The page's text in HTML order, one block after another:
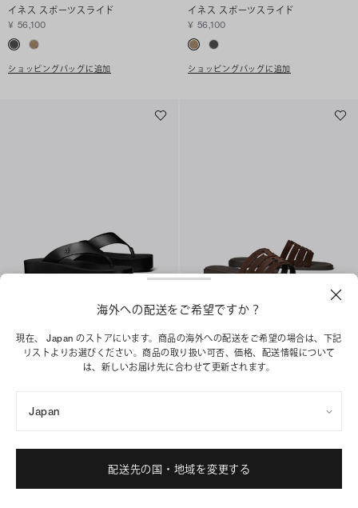
イネス スポーツスライド
¥ 56,100
ショッピングバッグに追加
イネス スポーツスライド
¥ 56,100
ショッピングバッグに追加
プラットフォーム ビーチサンダル
ベストセラー
ショッピングバッグに追加
イネス スライド
ショッピングバッグに追加
海外への配送をご希望ですか？
現在、 Japan のストアにいます。商品の海外への配送をご希望の場合は、下記
リストよりお選びください。商品の取り扱い可否、価格、配送情報について
は、新しいお届け先に合わせて更新されます。
Japan
配送先の国・地域を変更する